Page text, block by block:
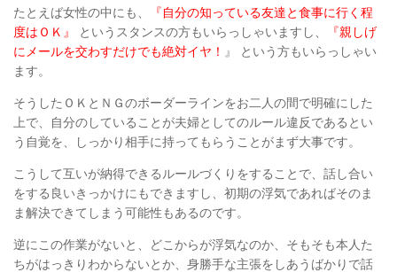
たとえば女性の中にも、
『自分の知っている友達と食事に行く程
度はＯＫ』
というスタンスの方もいらっしゃいますし、
『親しげ
にメールを交わすだけでも絶対イヤ！ 』 という方もいらっしゃい
ます。
そうしたＯＫとＮＧのボーダーラインをお二人の間で明確にした
上で、
自分のしていることが夫婦としてのルール違反であるとい
う自覚を、しっかり相手に持ってもらうことがまず大事です。
こうして互いが納得できるルールづくりをすることで、話し合い
をする良いきっかけにもできますし、 初期の浮気であればそのま
ま解決できてしまう可能性もあるのです。
逆にこの作業がないと、どこからが浮気なのか、そもそも本人た
ちがはっきりわからないとか、 身勝手な主張をしあうばかりで話